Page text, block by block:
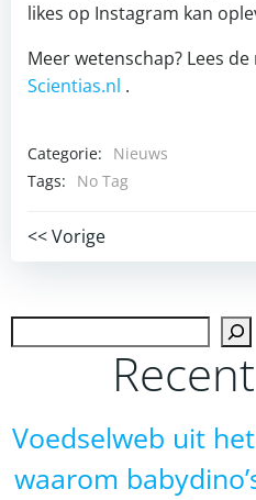
likes op Instagram kan
Meer wetenschap? Lees
Scientias.nl .
Categorie:
Nieuws
Tags:
No Tag
Post
navigation
<< Vorige
Voedselweb uit
waarom